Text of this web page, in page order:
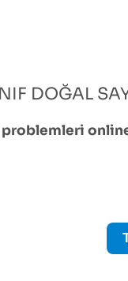
DOĞAL
problemleri